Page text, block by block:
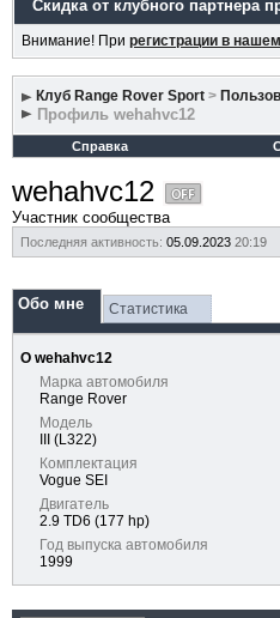
Скидка от клубного партнера
Внимание! При регистрации в
Клуб Range Rover Sport >
Профиль wehahvc12
Справка
wehahvc12
Участник сообщества
Последняя активность: 05.09.2023 20:19
Обо мне Статистика
О wehahvc12
Марка автомобиля
Range Rover
Модель
III (L322)
Комплектация
Vogue SEI
Двигатель
2.9 TD6 (177 hp)
Год выпуска автомобиля
1999